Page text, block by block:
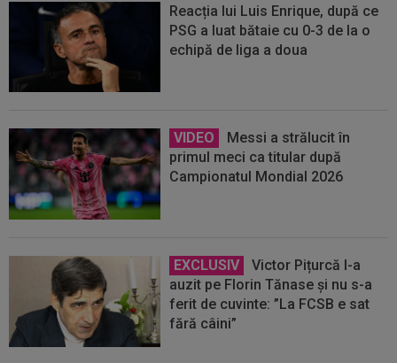
Reacția lui Luis Enrique, după ce
PSG a luat bătaie cu 0-3 de la o
echipă de liga a doua
VIDEO
Messi a strălucit în
primul meci ca titular după
Campionatul Mondial 2026
EXCLUSIV
Victor Pițurcă l-a
auzit pe Florin Tănase și nu s-a
ferit de cuvinte: ”La FCSB e sat
fără câini”